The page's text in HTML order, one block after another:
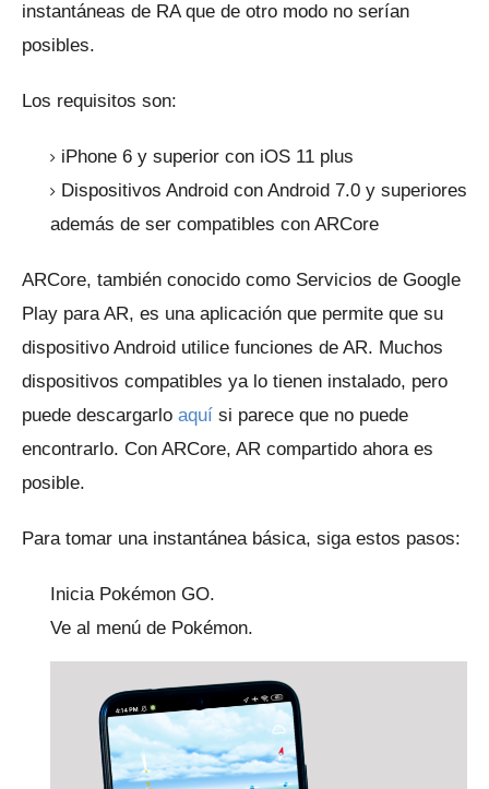
instantáneas de RA que de otro modo no serían
posibles.
Los requisitos son:
iPhone 6 y superior con iOS 11 plus
Dispositivos Android con Android 7.0 y superiores
además de ser compatibles con ARCore
ARCore, también conocido como Servicios de Google
Play para AR, es una aplicación que permite que su
dispositivo Android utilice funciones de AR. Muchos
dispositivos compatibles ya lo tienen instalado, pero
puede descargarlo aquí si parece que no puede
encontrarlo. Con ARCore, AR compartido ahora es
posible.
Para tomar una instantánea básica, siga estos pasos:
Inicia Pokémon GO.
Ve al menú de Pokémon.